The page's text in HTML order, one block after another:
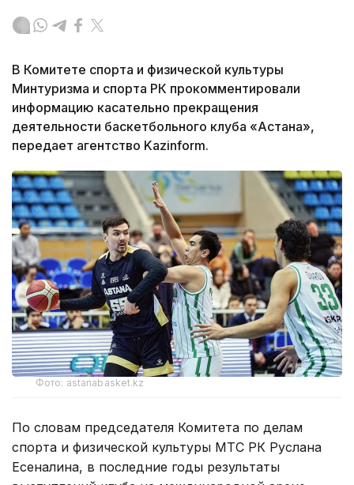
В Комитете спорта и физической культуры
Минтуризма и спорта РК прокомментировали
информацию касательно прекращения
деятельности баскетбольного клуба «Астана»,
передает агентство Kazinform.
Фото: astanabasket.kz
По словам председателя Комитета по делам
спорта и физической культуры МТС РК Руслана
Есеналина, в последние годы результаты